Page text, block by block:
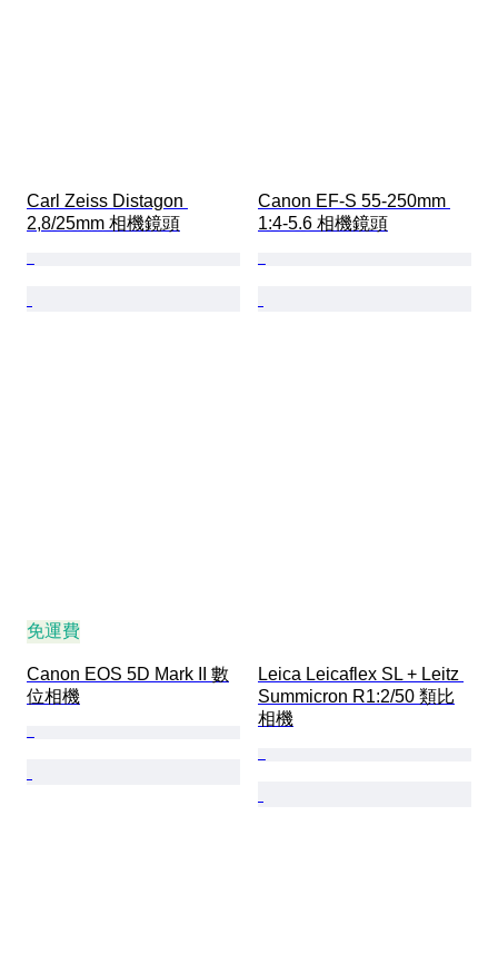
Carl Zeiss Distagon
2,8/25mm 相機鏡頭
Canon EF-S 55-250mm
1:4-5.6 相機鏡頭
免運費
Canon EOS 5D Mark II 數
位相機
Leica Leicaflex SL + Leitz
Summicron R1:2/50 類比
相機